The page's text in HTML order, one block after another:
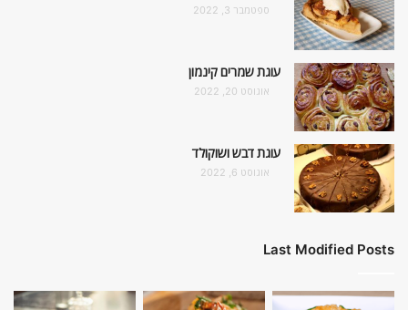
ספטמבר 3, 2022
עוגת שמרים קינמון
אוגוסט 20, 2022
עוגת דבש ושוקולד
אוגוסט 6, 2022
Last Modified Posts